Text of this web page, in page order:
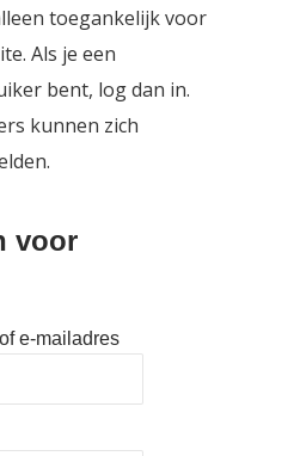
toegankelijk voor
Als je een
bent, log dan in.
kunnen zich
voor
e-mailadres